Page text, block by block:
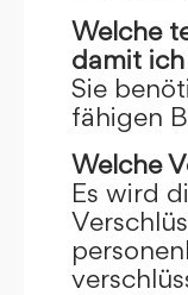
Welche
damit
Sie
fähigen
Welche
Es wird